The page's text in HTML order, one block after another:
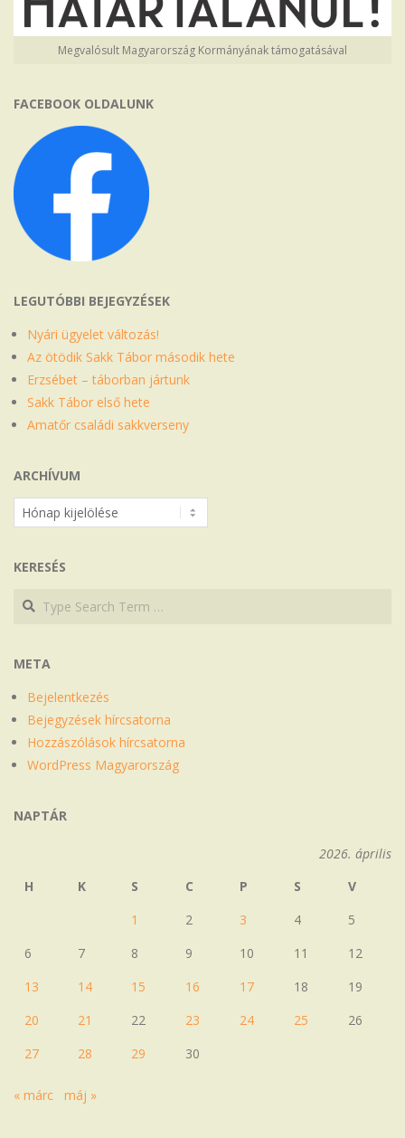
Megvalósult Magyarország Kormányának támogatásával
FACEBOOK OLDALUNK
LEGUTÓBBI BEJEGYZÉSEK
Nyári ügyelet változás!
Az ötödik Sakk Tábor második hete
Erzsébet – táborban jártunk
Sakk Tábor első hete
Amatőr családi sakkverseny
ARCHÍVUM
Archívum
KERESÉS
Search
Search
META
Bejelentkezés
Bejegyzések hírcsatorna
Hozzászólások hírcsatorna
WordPress Magyarország
NAPTÁR
2026. április
H
K S C P S
V
1
2 3 4
5
6
7 8 9 10 11
12
13
14 15 16 17 18
19
20
21 22 23 24 25
26
27
28 29 30
« márc máj »